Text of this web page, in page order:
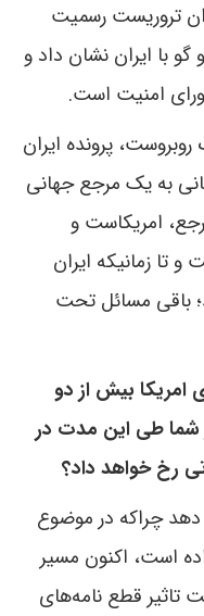
تروریست رسمیت
با ایران نشان داد و
امنیت است.
پرونده ایران
به یک مرجع جهانی
امریکاست و
تا زمانیکه ایران
باقی مسائل تحت
امریکا بیش از دو
شما طی این مدت در
رخ خواهد داد؟
چراکه در موضوع
است، اکنون مسیر
تاثیر قطع نامه‌های